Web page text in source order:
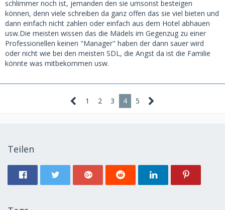
schlimmer noch ist, jemanden den sie umsonst besteigen
können, denn viele schreiben da ganz offen das sie viel bieten und
dann einfach nicht zahlen oder einfach aus dem Hotel abhauen
usw.Die meisten wissen das die Mädels im Gegenzug zu einer
Professionellen keinen "Manager" haben der dann sauer wird
oder nicht wie bei den meisten SDL, die Angst da ist die Familie
könnte was mitbekommen usw.
1 2 3 4 5
Teilen